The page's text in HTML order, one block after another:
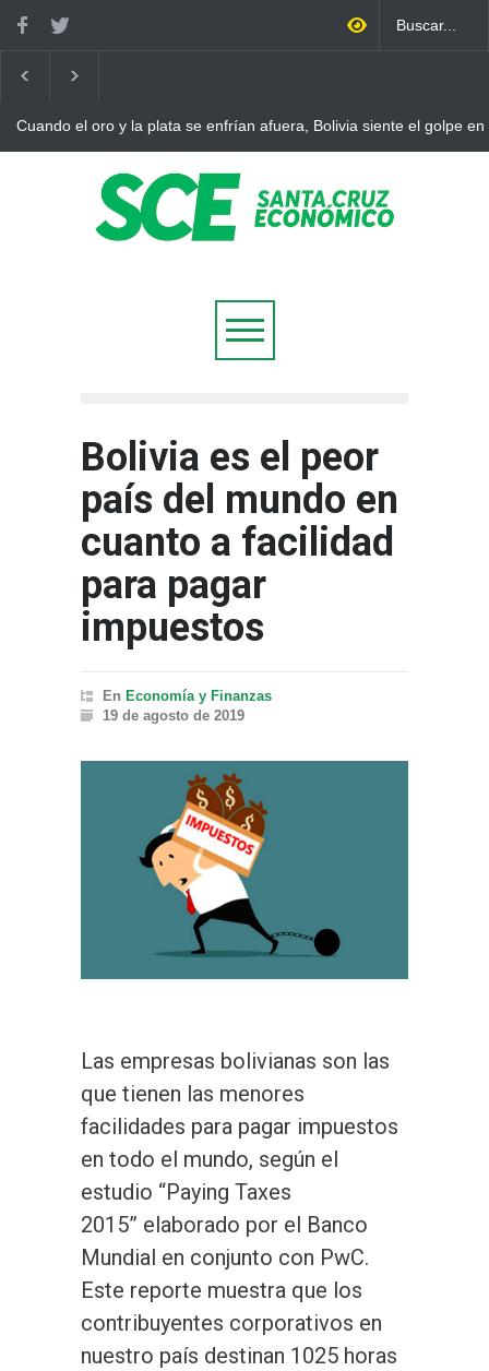
Cuando el oro y la plata se enfrían afuera, Bolivia siente el golpe en
Bolivia es el peor
país del mundo en
cuanto a facilidad
para pagar
impuestos
En Economía y Finanzas
19 de agosto de 2019
Las empresas bolivianas son las
que tienen las menores
facilidades para pagar impuestos
en todo el mundo, según el
estudio “Paying Taxes
2015” elaborado por el Banco
Mundial en conjunto con PwC.
Este reporte muestra que los
contribuyentes corporativos en
nuestro país destinan 1025 horas